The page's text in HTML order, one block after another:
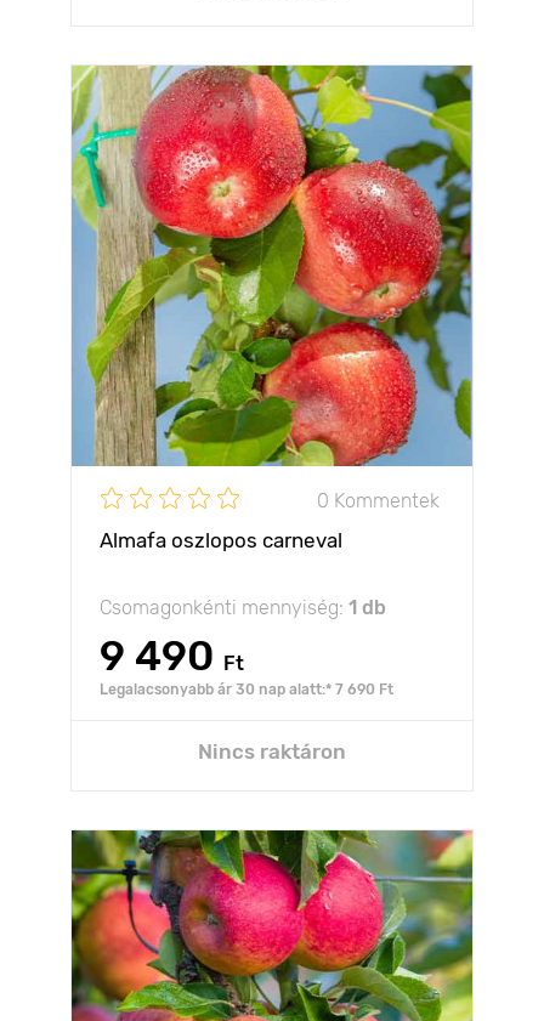
0 Kommentek
Almafa oszlopos carneval
Csomagonkénti mennyiség: 1 db
9 490 Ft
Legalacsonyabb ár 30 nap alatt:* 7 690 Ft
Nincs raktáron